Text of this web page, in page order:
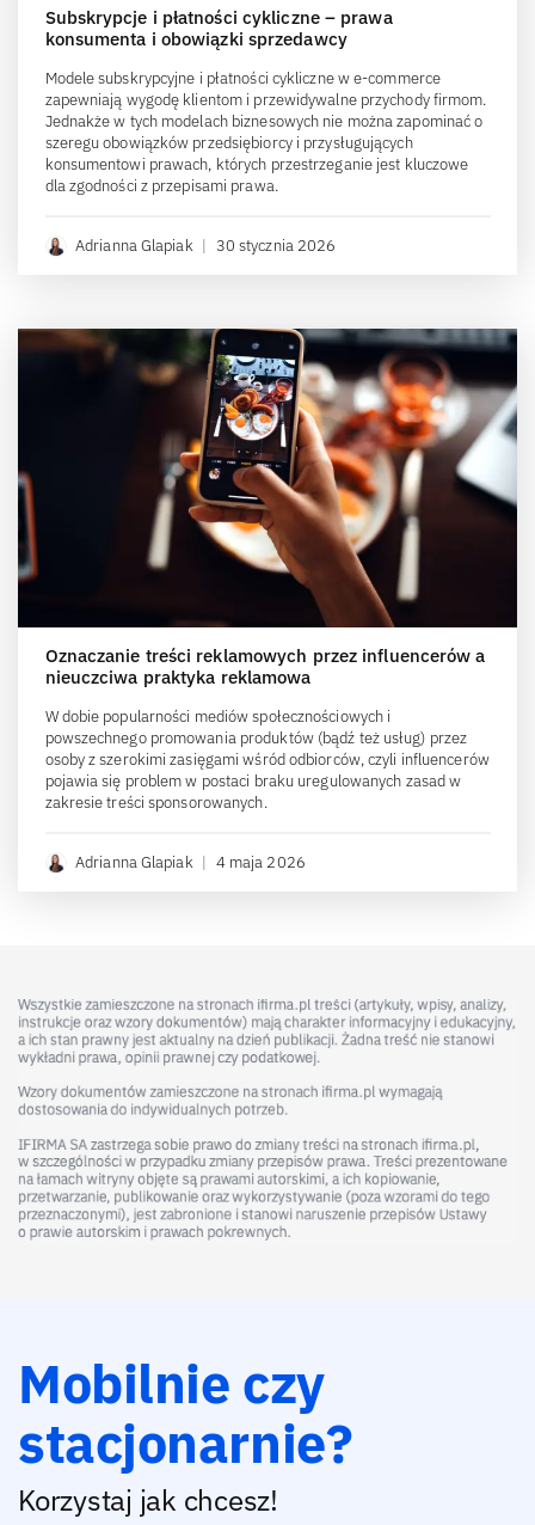
Subskrypcje i płatności cykliczne – prawa
konsumenta i obowiązki sprzedawcy
Modele subskrypcyjne i płatności cykliczne w e-commerce
zapewniają wygodę klientom i przewidywalne przychody firmom.
Jednakże w tych modelach biznesowych nie można zapominać o
szeregu obowiązków przedsiębiorcy i przysługujących
konsumentowi prawach, których przestrzeganie jest kluczowe
dla zgodności z przepisami prawa.
Adrianna Glapiak | 30 stycznia 2026
Oznaczanie treści reklamowych przez influencerów a
nieuczciwa praktyka reklamowa
W dobie popularności mediów społecznościowych i
powszechnego promowania produktów (bądź też usług) przez
osoby z szerokimi zasięgami wśród odbiorców, czyli influencerów
pojawia się problem w postaci braku uregulowanych zasad w
zakresie treści sponsorowanych.
Adrianna Glapiak | 4 maja 2026
Mobilnie czy
stacjonarnie?
Korzystaj jak chcesz!